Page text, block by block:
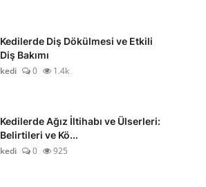
Kedilerde Diş Dökülmesi ve Etkili
Diş Bakımı
kedi
0 1.4k
Kedilerde Ağız İltihabı ve Ülserleri:
Belirtileri ve Kö...
kedi
0 925